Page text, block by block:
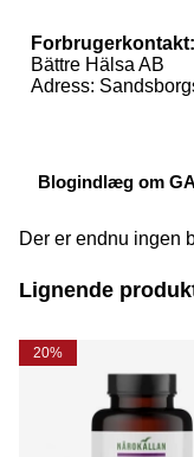
Forbrugerkontakt:
Bättre Hälsa AB
Adress:
Blogindlæg om
Der er endnu ingen
Lignende
20%